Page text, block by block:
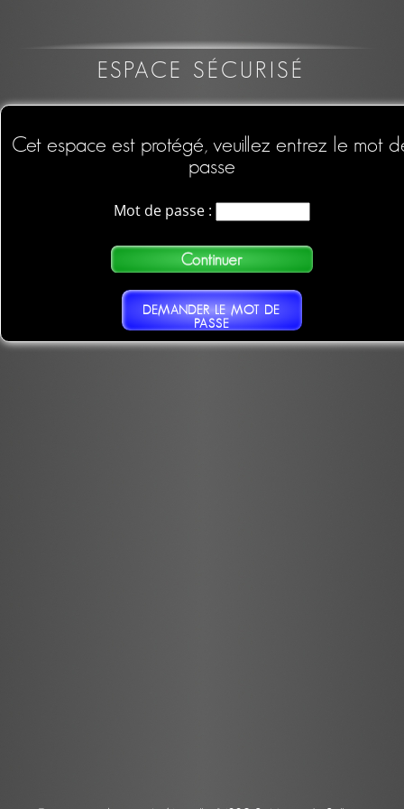
ESPACE SÉCURISÉ
Cet espace est protégé, veuillez entrez le mot
passe
Mot de passe :
DEMANDER LE MOT DE
PASSE